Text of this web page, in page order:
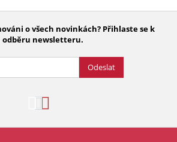
o všech novinkách? Přihlaste se k
odběru newsletteru.
Odeslat